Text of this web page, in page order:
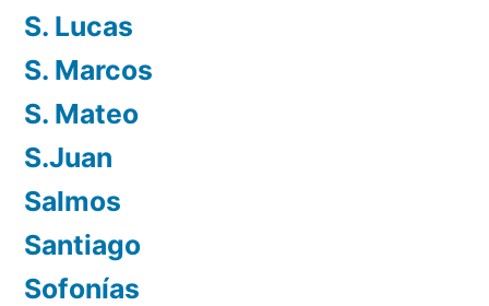
S. Lucas
S. Marcos
S. Mateo
S.Juan
Salmos
Santiago
Sofonías